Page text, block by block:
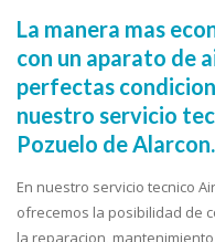
La manera mas
con un aparato de
perfectas
nuestro servicio
Pozuelo de Alarcon.
En nuestro servicio tecnico
ofrecemos la posibilidad de
la reparacion,